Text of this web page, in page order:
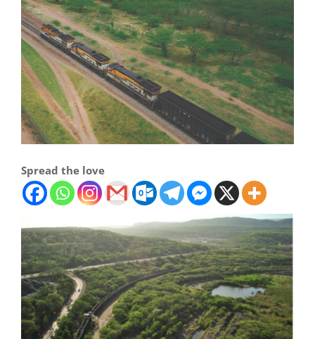
Spread the love